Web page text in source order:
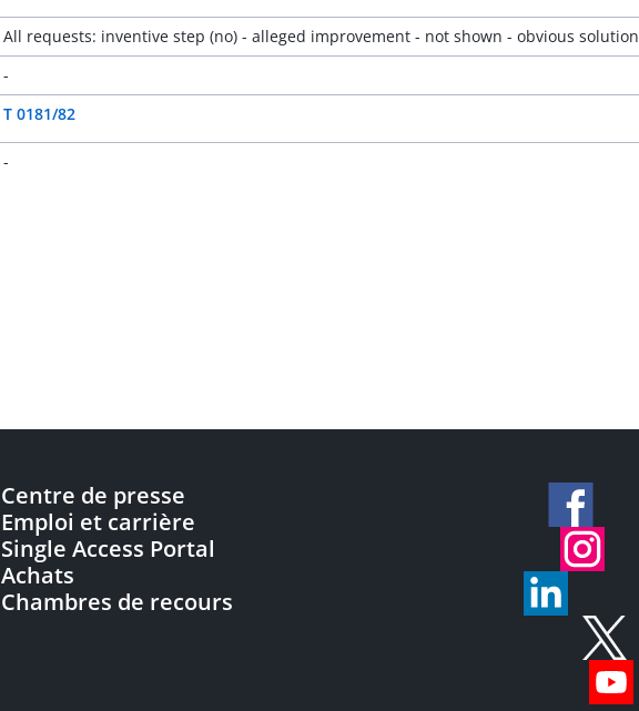
All requests: inventive step (no) - alleged improvement - not shown - obvious solution
-
T 0181/82
-
Centre de presse
Emploi et carrière
Single Access Portal
Achats
Chambres de recours